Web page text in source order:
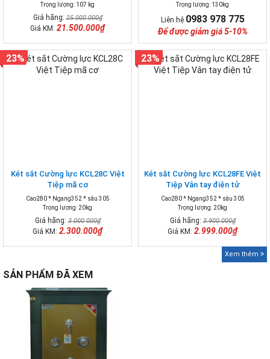
Trọng lượng: 107 kg
Giá hãng:25.000.000₫
Giá KM: 21.500.000₫
Trọng lượng: 130kg
Liên hệ 0983 978 775
Để được giảm giá 5-10%
Két sắt Cường lực KCL28C Việt
Tiệp mã cơ
Cao280 * Ngang352 * sâu 305
Trọng lượng: 20kg
Giá hãng:3.000.000₫
Giá KM: 2.300.000₫
23%
Két sắt Cường lực KCL28FE Việt
Tiệp Vân tay điện tử
Cao280 * Ngang352 * sâu 305
Trọng lượng: 20kg
Giá hãng:3.900.000₫
Giá KM: 2.999.000₫
23%
Xem thêm
SẢN PHẨM ĐÃ XEM